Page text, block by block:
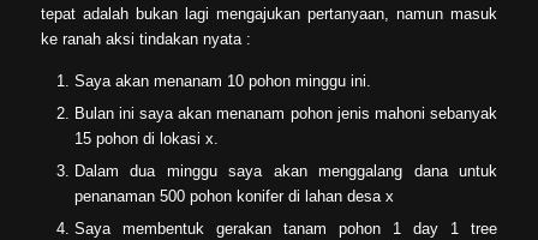
tepat adalah bukan lagi mengajukan pertanyaan, namun masuk
ke ranah aksi tindakan nyata :
Saya akan menanam 10 pohon minggu ini.
Bulan ini saya akan menanam pohon jenis mahoni sebanyak
15 pohon di lokasi x.
Dalam dua minggu saya akan menggalang dana untuk
penanaman 500 pohon konifer di lahan desa x
Saya membentuk gerakan tanam pohon 1 day 1 tree